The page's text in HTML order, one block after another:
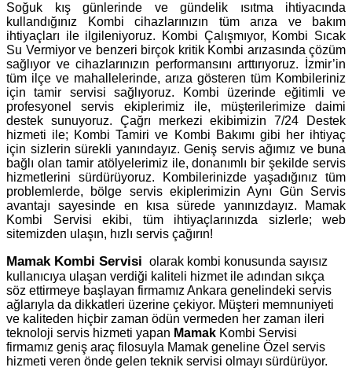
Soğuk kış günlerinde ve gündelik ısıtma ihtiyacında
kullandığınız Kombi cihazlarınızın tüm arıza ve bakım
ihtiyaçları ile ilgileniyoruz. Kombi Çalışmıyor, Kombi Sıcak
Su Vermiyor ve benzeri birçok kritik Kombi arızasında çözüm
sağlıyor ve cihazlarınızın performansını arttırıyoruz. İzmir’in
tüm ilçe ve mahallelerinde, arıza gösteren tüm Kombileriniz
için tamir servisi sağlıyoruz. Kombi üzerinde eğitimli ve
profesyonel servis ekiplerimiz ile, müşterilerimize daimi
destek sunuyoruz. Çağrı merkezi ekibimizin 7/24 Destek
hizmeti ile; Kombi Tamiri ve Kombi Bakımı gibi her ihtiyaç
için sizlerin sürekli yanındayız. Geniş servis ağımız ve buna
bağlı olan tamir atölyelerimiz ile, donanımlı bir şekilde servis
hizmetlerini sürdürüyoruz. Kombilerinizde yaşadığınız tüm
problemlerde, bölge servis ekiplerimizin Aynı Gün Servis
avantajı sayesinde en kısa sürede yanınızdayız. Mamak
Kombi Servisi ekibi, tüm ihtiyaçlarınızda sizlerle; web
sitemizden ulaşın, hızlı servis çağırın!
MamakKombi Servisi olarak kombi konusunda sayısız
kullanıcıya ulaşan verdiği kaliteli hizmet ile adından sıkça
söz ettirmeye başlayan firmamız Ankara genelindeki servis
ağlarıyla da dikkatleri üzerine çekiyor. Müşteri memnuniyeti
ve kaliteden hiçbir zaman ödün vermeden her zaman ileri
teknoloji servis hizmeti yapan Mamak Kombi Servisi
firmamız geniş araç filosuyla Mamak geneline Özel servis
hizmeti veren önde gelen teknik servisi olmayı sürdürüyor.